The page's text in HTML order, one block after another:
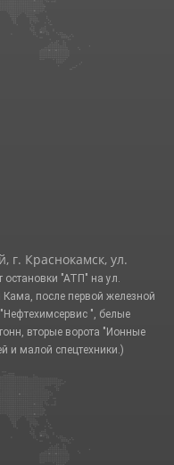
г. Краснокамск, ул.
остановки "АТП" на ул.
Кама, после первой железной
", белые
вторые ворота "Ионные
и малой спецтехники.)